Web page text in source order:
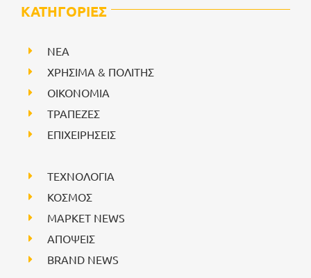
ΚΑΤΗΓΟΡΙΕΣ
NEA
ΧΡΗΣΙΜΑ & ΠΟΛΙΤΗΣ
ΟΙΚΟΝΟΜΙΑ
ΤΡΑΠΕΖΕΣ
ΕΠΙΧΕΙΡΗΣΕΙΣ
ΤΕΧΝΟΛΟΓΙΑ
ΚΟΣΜΟΣ
ΜΑΡΚΕΤ NEWS
ΑΠΟΨΕΙΣ
BRAND NEWS